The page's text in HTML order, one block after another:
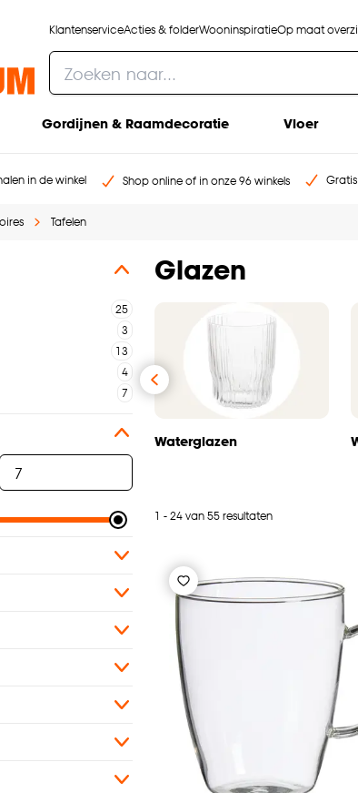
KlantenserviceActies & folderWooninspiratieOp maat
Gordijnen & Raamdecoratie Vloer
in de winkel Shop online of in onze 96 winkels
Tafelen
Glazen
Waterglazen
1 - 24 van 55 resultaten